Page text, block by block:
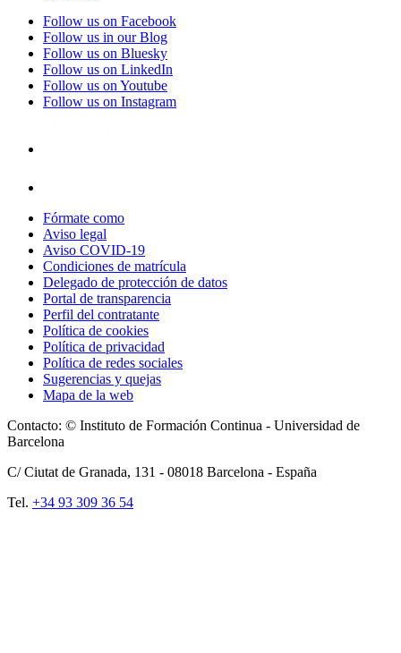
Follow us on Facebook
Follow us in our Blog
Follow us on Bluesky
Follow us on LinkedIn
Follow us on Youtube
Follow us on Instagram
Fórmate como
Aviso legal
Aviso COVID-19
Condiciones de matrícula
Delegado de protección de datos
Portal de transparencia
Perfil del contratante
Política de cookies
Política de privacidad
Política de redes sociales
Sugerencias y quejas
Mapa de la web
Contacto: © Instituto de Formación Continua - Universidad de
Barcelona
C/ Ciutat de Granada, 131 - 08018 Barcelona - España
Tel. +34 93 309 36 54